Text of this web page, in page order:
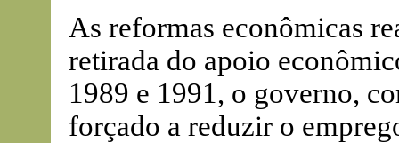
As reformas econômicas
retirada do apoio
1989 e 1991, o governo,
forçado a reduzir o